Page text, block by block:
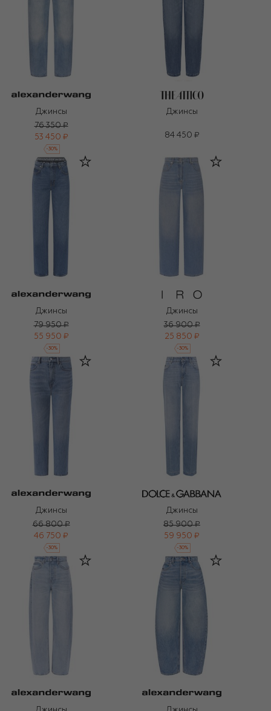
Джинсы
76 350 ₽
53 450 ₽
-30%
Джинсы
84 450 ₽
Джинсы
79 950 ₽
55 950 ₽
-30%
Джинсы
36 900 ₽
25 850 ₽
-30%
Джинсы
66 800 ₽
46 750 ₽
-30%
Джинсы
85 900 ₽
59 950 ₽
-30%